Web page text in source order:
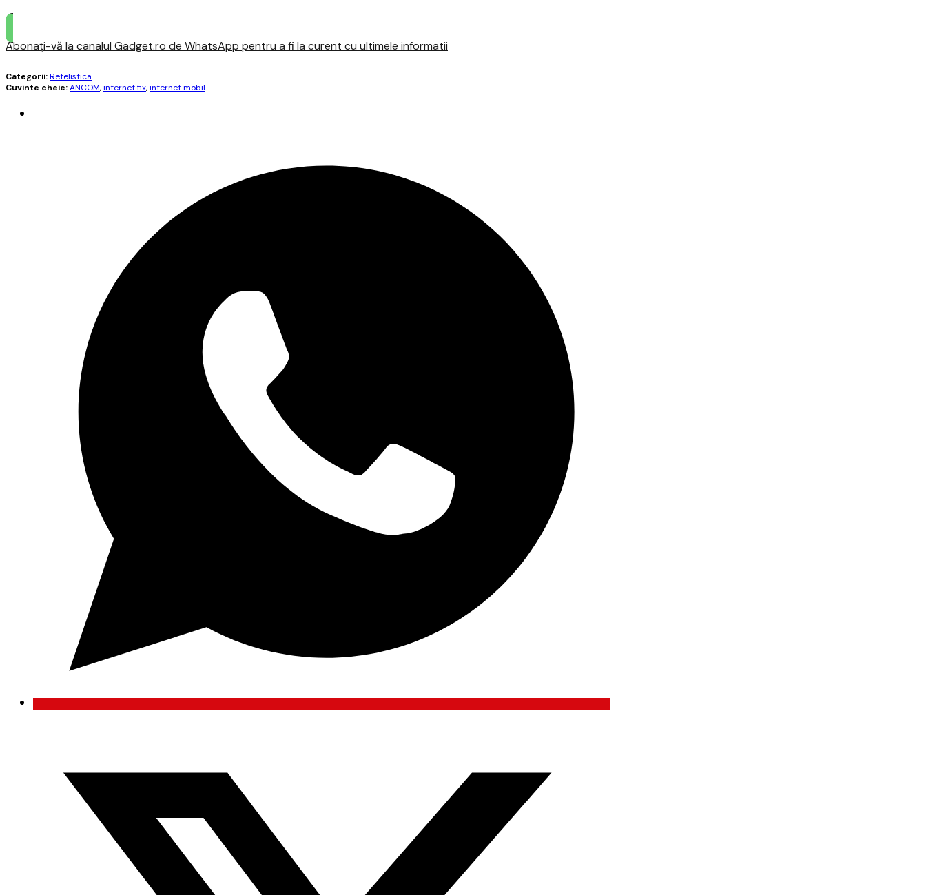
Abonați-vă la canalul Gadget.ro de WhatsApp pentru a fi la curent cu ultimele informatii
Categorii:Retelistica
Cuvinte cheie:ANCOM,internet fix,internet mobil